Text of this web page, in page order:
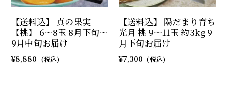
【送料込】 真の果実
【桃】 6～8玉 8月下旬～
9月中旬お届け
8,880
【送料込】 陽だまり育ち
光月 桃 9～11玉 約3kg 9
月下旬お届け
7,300